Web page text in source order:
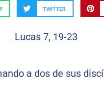
TWITTER
a dos de sus